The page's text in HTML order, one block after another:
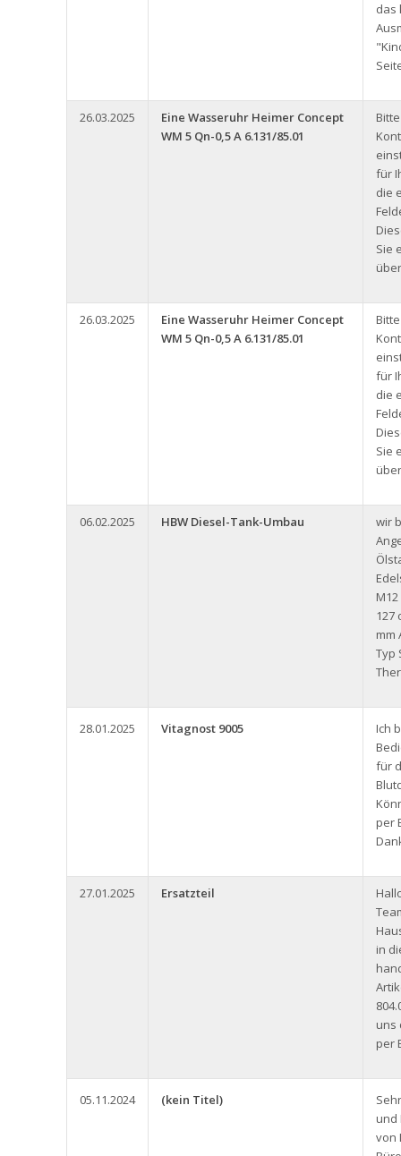
das
26.03.2025
Eine Wasseruhr Heimer Concept
WM 5 Qn-0,5 A 6.131/85.01
für
die
Sie
26.03.2025
Eine Wasseruhr Heimer Concept
WM 5 Qn-0,5 A 6.131/85.01
für
die
Sie
06.02.2025 HBW Diesel-Tank-Umbau
wir
127
mm
Typ
28.01.2025 Vitagnost 9005
Ich
für
per
27.01.2025 Ersatzteil
in
uns
per
05.11.2024 (kein Titel)
und
von